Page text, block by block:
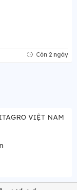
Còn 2 ngày
VIỆT NAM